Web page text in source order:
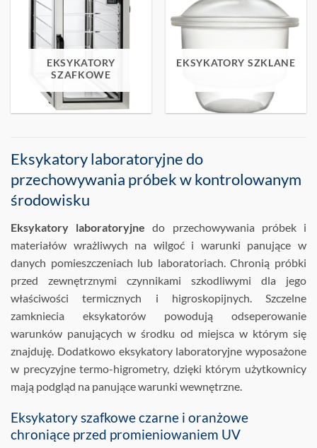
EKSYKATORY
SZAFKOWE
EKSYKATORY SZKLANE
Eksykatory laboratoryjne do
przechowywania próbek w kontrolowanym
środowisku
Eksykatory laboratoryjnedo przechowywania próbek i
materiałów wrażliwych na wilgoć i warunki panujące w
danych pomieszczeniach lub laboratoriach. Chronią próbki
przed zewnętrznymi czynnikami szkodliwymi dla jego
właściwości termicznych i higroskopijnych. Szczelne
zamkniecia eksykatorów powodują odseperowanie
warunków panujących w środku od miejsca w którym się
znajduję. Dodatkowo eksykatory laboratoryjne wyposażone
w precyzyjne termo-higrometry, dzięki którym użytkownicy
mają podgląd na panujące warunki wewnętrzne.
Eksykatory szafkowe czarne i oranżowe
chroniące przed promieniowaniem UV